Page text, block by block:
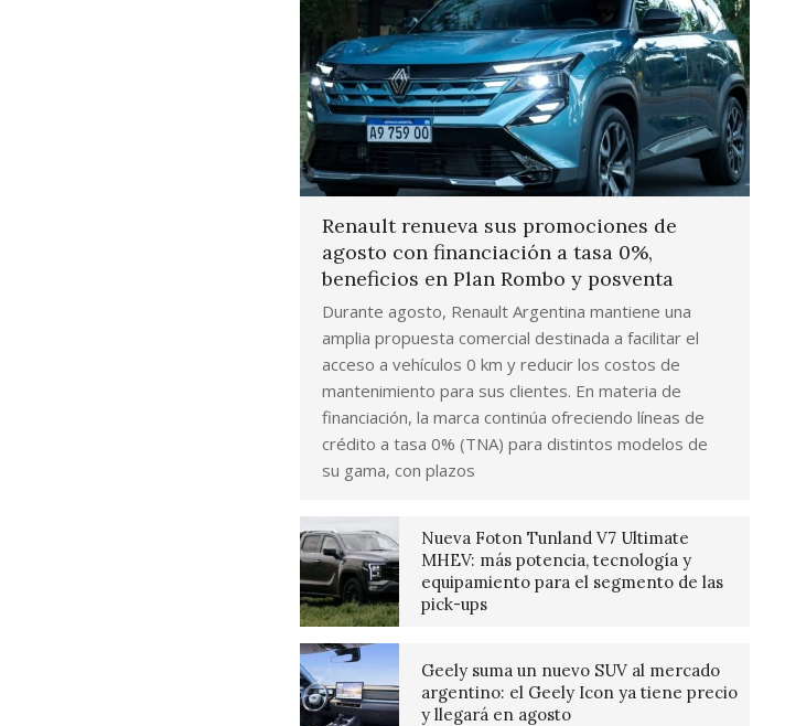
Renault renueva sus promociones de
agosto con financiación a tasa 0%,
beneficios en Plan Rombo y posventa
Durante agosto, Renault Argentina mantiene una
amplia propuesta comercial destinada a facilitar el
acceso a vehículos 0 km y reducir los costos de
mantenimiento para sus clientes. En materia de
financiación, la marca continúa ofreciendo líneas de
crédito a tasa 0% (TNA) para distintos modelos de
su gama, con plazos
Nueva Foton Tunland V7 Ultimate
MHEV: más potencia, tecnología y
equipamiento para el segmento de las
pick-ups
Geely suma un nuevo SUV al mercado
argentino: el Geely Icon ya tiene precio
y llegará en agosto